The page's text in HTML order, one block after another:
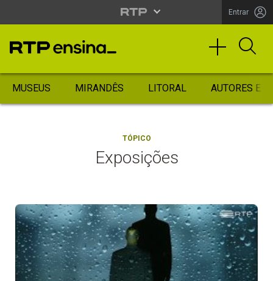
Entrar
MUSEUS MIRANDÊS LITORAL AUTORES
TÓPICO
Exposições